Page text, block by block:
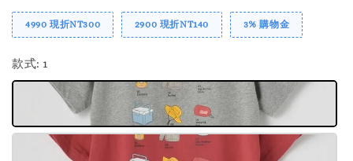
4990 現折NT300 2900 現折NT140 3% 購物金
款式: 1